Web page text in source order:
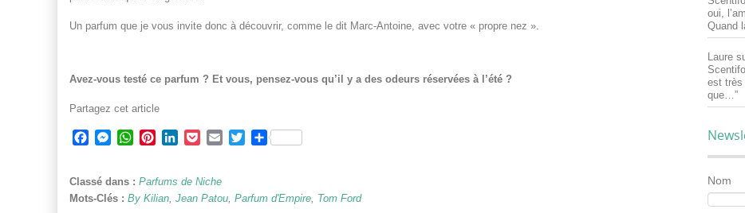
Un parfum que je vous invite donc à découvrir, comme le dit Marc-Antoine, avec votre « propre nez ».
Avez-vous testé ce parfum ? Et vous, pensez-vous qu’il y a des odeurs réservées à l’été ?
Partagez cet article
Facebook
Messenger
WhatsApp
PinterestLinkedInPocketEmailTwitterPartager
Classé dans : Parfums de Niche
Mots-Clés : By Kilian Jean Patou Parfum d'Empire Tom Ford
oui,
Quand
Laure
est très
que… ”
Nom